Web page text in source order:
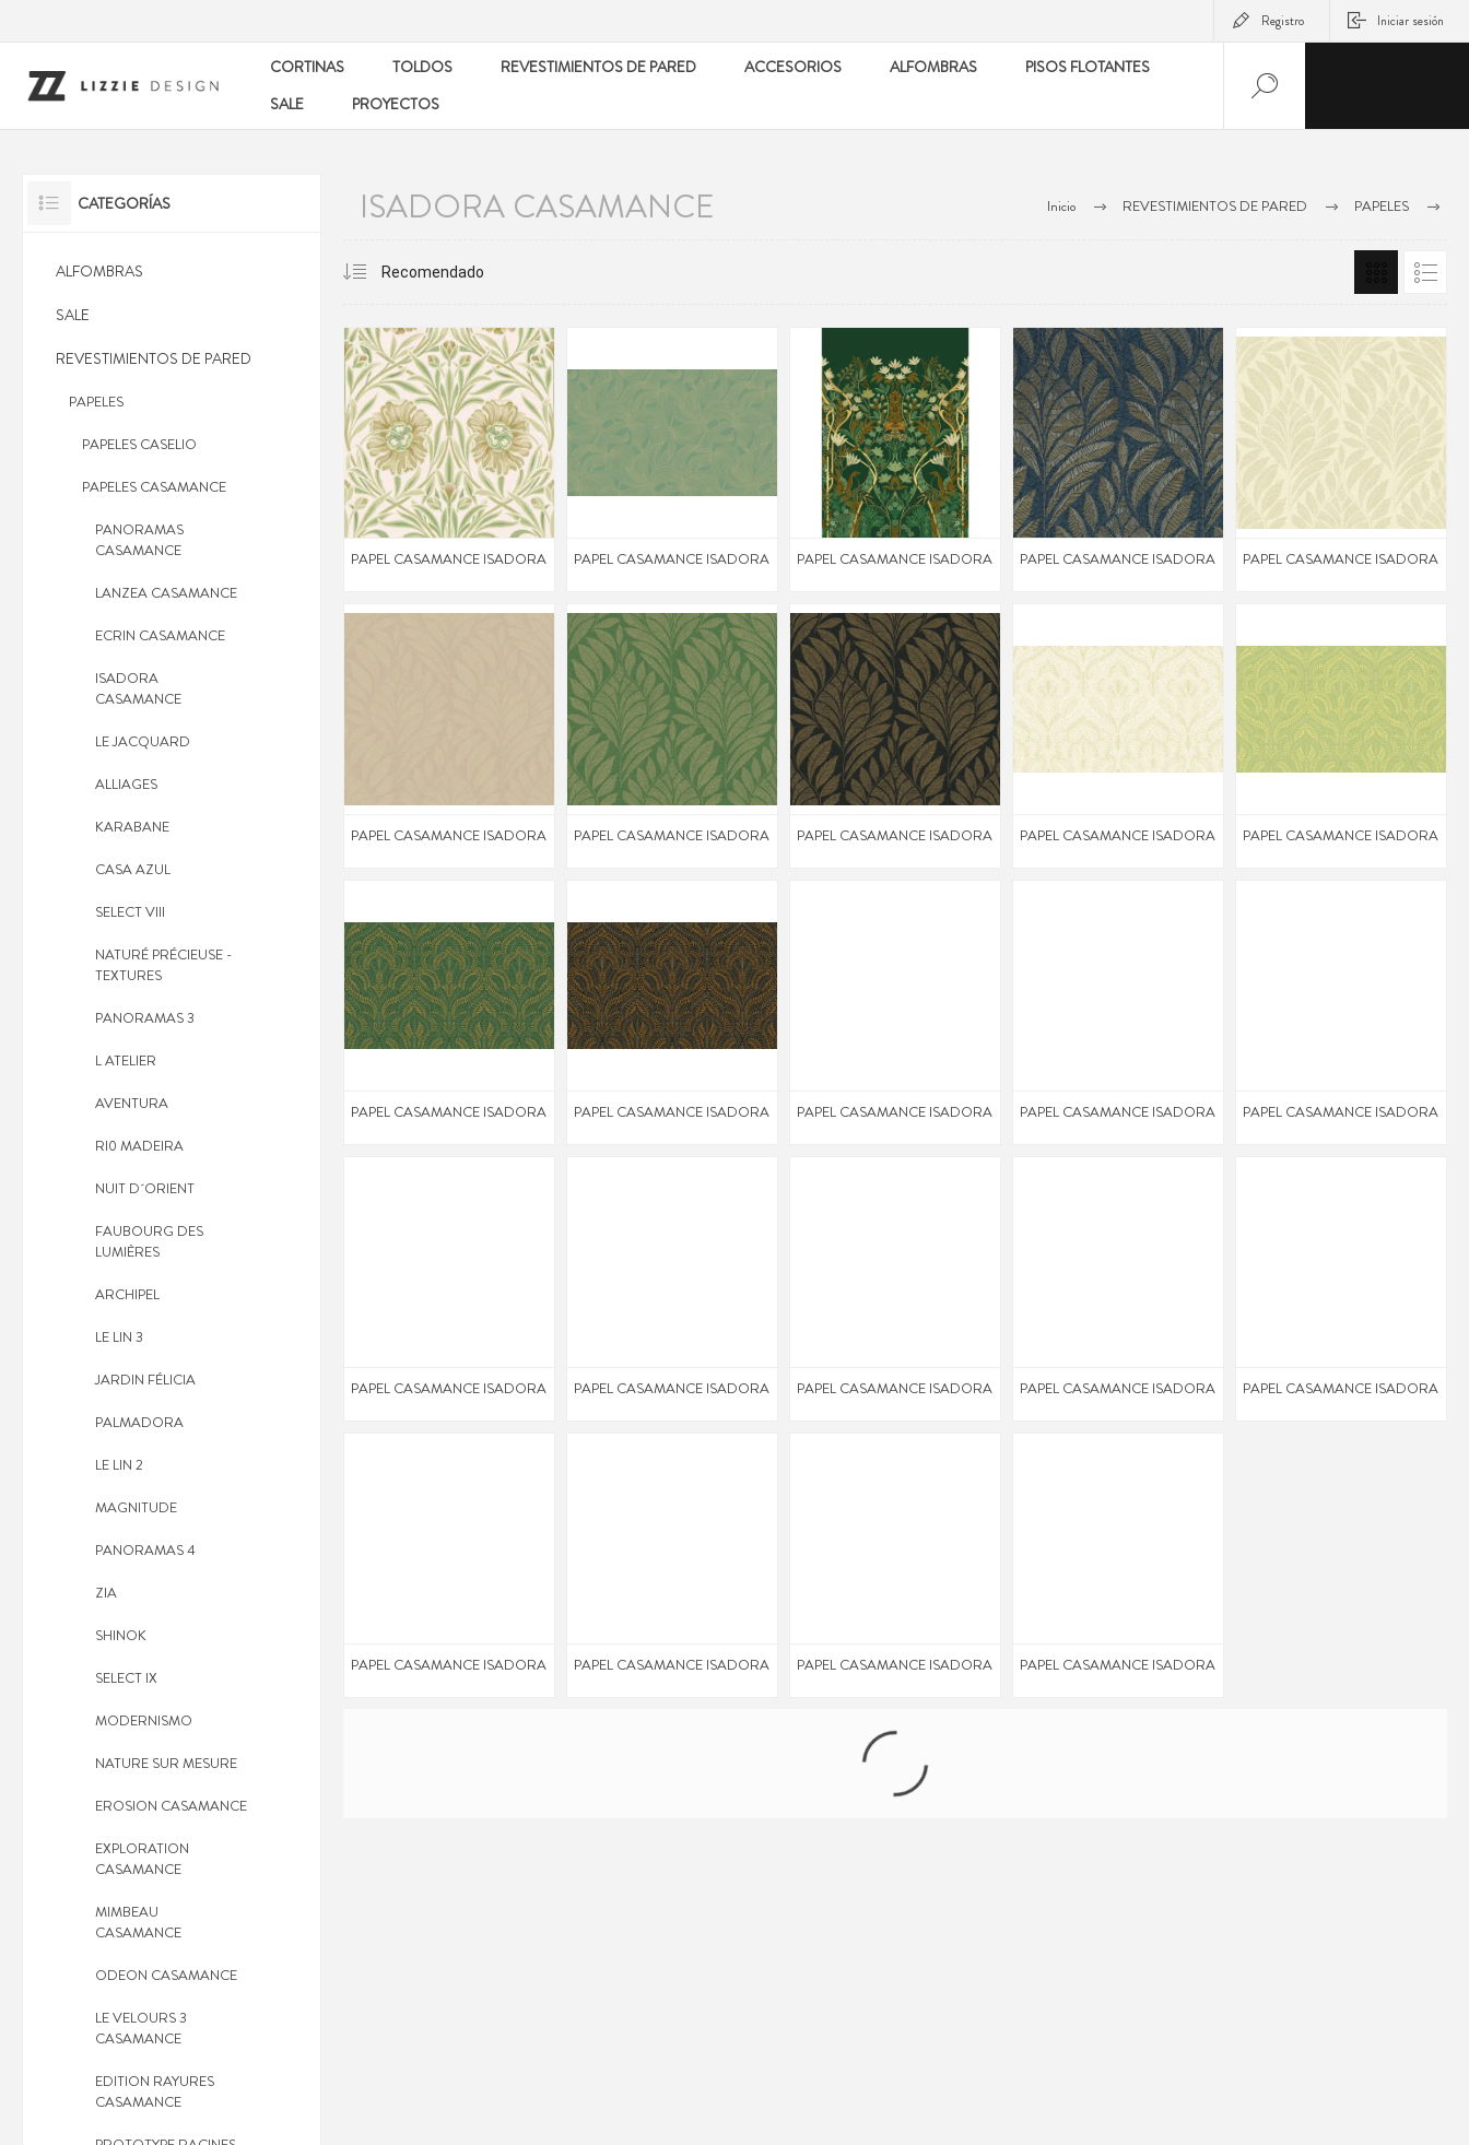
Registro Iniciar sesión
CORTINAS TOLDOS REVESTIMIENTOS DE PARED ACCESORIOS ALFOMBRAS
PISOS FLOTANTES
SALE
PROYECTOS
Inicio REVESTIMIENTOS DE PARED
PAPELES
ISADORA CASAMANCE
PAPEL CASAMANCE ISADORA PAPEL CASAMANCE ISADORA PAPEL CASAMANCE ISADORA PAPEL CASAMANCE ISADORA PAPEL CASAMANCE ISADORA
PAPEL CASAMANCE ISADORA PAPEL CASAMANCE ISADORA PAPEL CASAMANCE ISADORA PAPEL CASAMANCE ISADORA PAPEL CASAMANCE ISADORA
PAPEL CASAMANCE ISADORA PAPEL CASAMANCE ISADORA PAPEL CASAMANCE ISADORA PAPEL CASAMANCE ISADORA PAPEL CASAMANCE ISADORA
PAPEL CASAMANCE ISADORA PAPEL CASAMANCE ISADORA PAPEL CASAMANCE ISADORA PAPEL CASAMANCE ISADORA PAPEL CASAMANCE ISADORA
PAPEL CASAMANCE ISADORA PAPEL CASAMANCE ISADORA PAPEL CASAMANCE ISADORA PAPEL CASAMANCE ISADORA
CATEGORÍAS
ALFOMBRAS
SALE
REVESTIMIENTOS DE PARED
PAPELES
PAPELES CASELIO
PAPELES CASAMANCE
PANORAMAS
CASAMANCE
LANZEA CASAMANCE
ECRIN CASAMANCE
ISADORA
CASAMANCE
LE JACQUARD
ALLIAGES
KARABANE
CASA AZUL
SELECT VIII
NATURÉ PRÉCIEUSE -
TEXTURES
PANORAMAS 3
L ATELIER
AVENTURA
RI0 MADEIRA
NUIT D´ORIENT
FAUBOURG DES
LUMIÈRES
ARCHIPEL
LE LIN 3
JARDIN FÉLICIA
PALMADORA
LE LIN 2
MAGNITUDE
PANORAMAS 4
ZIA
SHINOK
SELECT IX
MODERNISMO
NATURE SUR MESURE
EROSION CASAMANCE
EXPLORATION
CASAMANCE
MIMBEAU
CASAMANCE
ODEON CASAMANCE
LE VELOURS 3
CASAMANCE
EDITION RAYURES
CASAMANCE